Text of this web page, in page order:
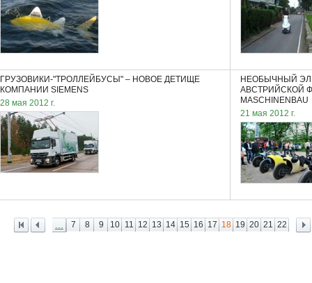
ГРУЗОВИКИ-"ТРОЛЛЕЙБУСЫ" – НОВОЕ ДЕТИЩЕ
КОМПАНИИ SIEMENS
28 мая 2012 г.
НЕОБЫЧНЫЙ
АВСТРИЙСКОЙ
MASCHINENBAU
21 мая 2012 г.
... 7 8 9 10 11 12 13 14 15 16 17 18 19 20 21 22